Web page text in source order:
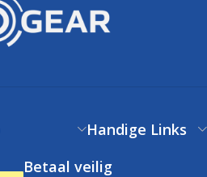
Handige Links
Betaal veilig